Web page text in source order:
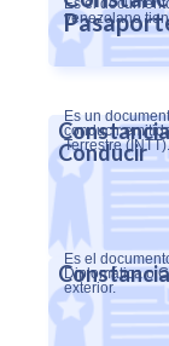
Es el
venezolano
Conducir
Es un
conducir
Terrestre (INTT).
Es el
Diplomática o
exterior.